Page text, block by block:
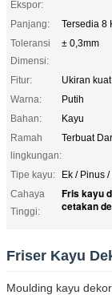
Ekspor:
Panjang:
Tersedia 8
Toleransi
Dimensi:
± 0,3mm
Fitur:
Ukiran
Warna:
Putih
Bahan:
Kayu
Ramah
lingkungan:
Terbuat
Tipe kayu:
Ek / Pinus
Cahaya
Tinggi:
Fris kayu
cetakan
Friser Kayu
Moulding kayu